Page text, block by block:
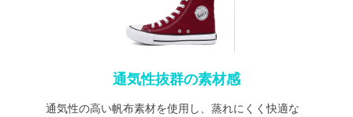
通気性抜群の素材感
通気性の高い帆布素材を使用し、蒸れにくく快適な